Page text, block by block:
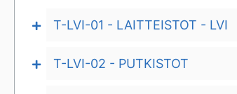
T-LVI-01 - LAITTEISTOT - LVI
T-LVI-02 - PUTKISTOT